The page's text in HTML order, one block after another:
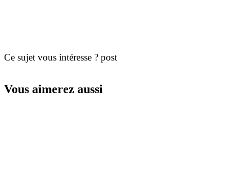
Ce sujet vous intéresse ? post
Vous aimerez aussi